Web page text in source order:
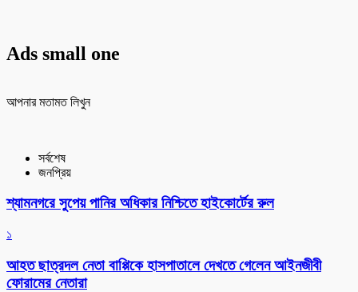
Ads small one
আপনার মতামত লিখুন
সর্বশেষ
জনপ্রিয়
শ্যামনগরে সুপেয় পানির অধিকার নিশ্চিতে হাইকোর্টের রুল
১
আহত ছাত্রদল নেতা বাপ্পিকে হাসপাতালে দেখতে গেলেন আইনজীবী
ফোরামের নেতারা